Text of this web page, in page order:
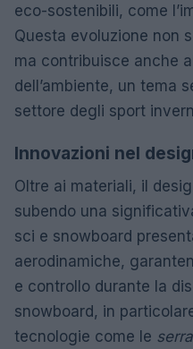
eco-sostenibili, come
Questa evoluzione non
ma contribuisce anche
dell’ambiente, un tema
settore degli sport
Innovazioni nel
Oltre ai materiali, il
subendo una
sci e snowboard
aerodinamiche,
e controllo durante la
snowboard, in
tecnologie come le